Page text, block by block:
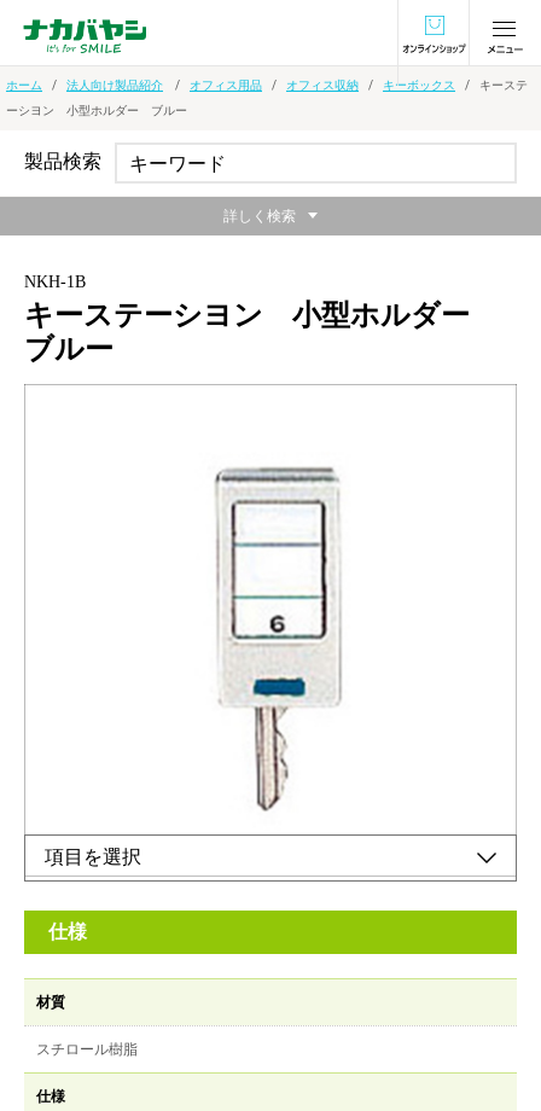
オンラインショ
ホーム 法人向け製品紹介 オフィス用品 オフィス収納 キーボックス
キーステ
ーシヨン 小型ホルダー ブルー
NKH-1B
キーステーシヨン 小型ホルダー
ブルー
キーステーションNKSタイプ用ホルダー
キーステーション小型ホルダー
オンラインショップ
仕様
材質
スチロール樹脂
仕様
製品検索
詳しく検索